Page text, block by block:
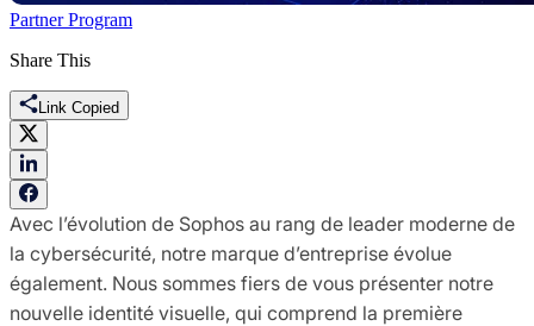
Partner Program
Share This
Link Copied
Avec l’évolution de Sophos au rang de leader moderne de
la cybersécurité, notre marque d’entreprise évolue
également. Nous sommes fiers de vous présenter notre
nouvelle identité visuelle, qui comprend la première